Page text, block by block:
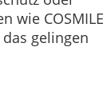
wie COSMILE
gelingen